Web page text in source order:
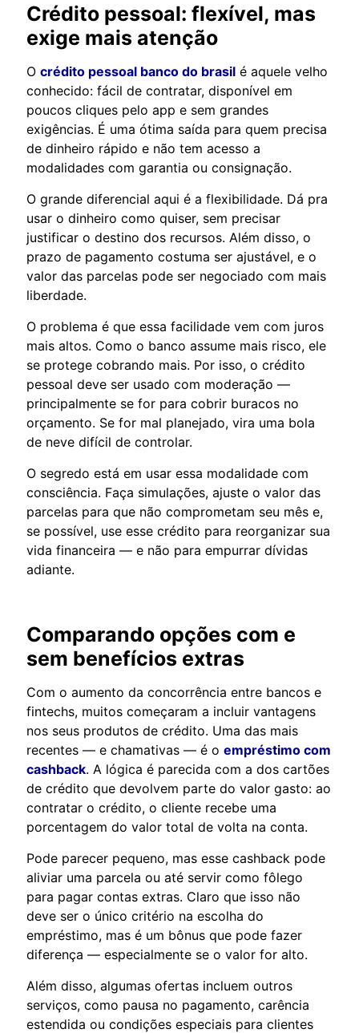
Crédito pessoal: flexível, mas
exige mais atenção
O crédito pessoal banco do brasil é aquele velho
conhecido: fácil de contratar, disponível em
poucos cliques pelo app e sem grandes
exigências. É uma ótima saída para quem precisa
de dinheiro rápido e não tem acesso a
modalidades com garantia ou consignação.
O grande diferencial aqui é a flexibilidade. Dá pra
usar o dinheiro como quiser, sem precisar
justificar o destino dos recursos. Além disso, o
prazo de pagamento costuma ser ajustável, e o
valor das parcelas pode ser negociado com mais
liberdade.
O problema é que essa facilidade vem com juros
mais altos. Como o banco assume mais risco, ele
se protege cobrando mais. Por isso, o crédito
pessoal deve ser usado com moderação —
principalmente se for para cobrir buracos no
orçamento. Se for mal planejado, vira uma bola
de neve difícil de controlar.
O segredo está em usar essa modalidade com
consciência. Faça simulações, ajuste o valor das
parcelas para que não comprometam seu mês e,
se possível, use esse crédito para reorganizar sua
vida financeira — e não para empurrar dívidas
adiante.
Comparando opções com e
sem benefícios extras
Com o aumento da concorrência entre bancos e
fintechs, muitos começaram a incluir vantagens
nos seus produtos de crédito. Uma das mais
recentes — e chamativas — é o empréstimo com
cashback. A lógica é parecida com a dos cartões
de crédito que devolvem parte do valor gasto: ao
contratar o crédito, o cliente recebe uma
porcentagem do valor total de volta na conta.
Pode parecer pequeno, mas esse cashback pode
aliviar uma parcela ou até servir como fôlego
para pagar contas extras. Claro que isso não
deve ser o único critério na escolha do
empréstimo, mas é um bônus que pode fazer
diferença — especialmente se o valor for alto.
Além disso, algumas ofertas incluem outros
serviços, como pausa no pagamento, carência
estendida ou condições especiais para clientes